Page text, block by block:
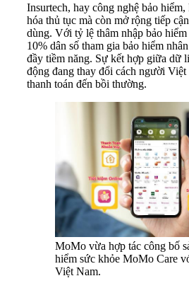
Insurtech, hay công nghệ bảo
hóa thủ tục mà còn mở rộng tiếp
dùng. Với tỷ lệ thâm nhập bảo
10% dân số tham gia bảo hiểm
đầy tiềm năng. Sự kết hợp giữa dữ
động đang thay đổi cách người
thanh toán đến bồi thường.
MoMo vừa hợp tác công bố
hiểm sức khỏe MoMo Care
Việt Nam.